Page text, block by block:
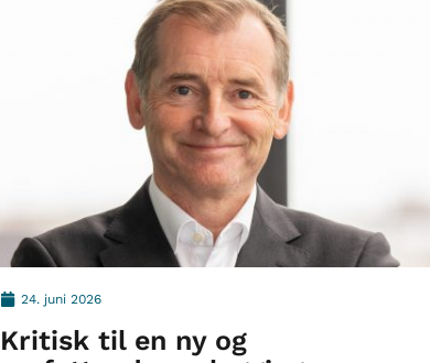
24. juni 2026
Kritisk til en ny og